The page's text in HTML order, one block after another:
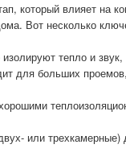
который влияет на
Вот несколько
тепло и
для больших
или